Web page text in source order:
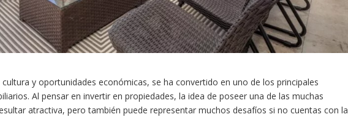
y oportunidades económicas, se ha convertido en uno de los principales
Al pensar en invertir en propiedades, la idea de poseer una de las muchas
atractiva, pero también puede representar muchos desafíos si no cuentas con la